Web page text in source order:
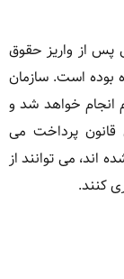
پس از واریز حقوق
بوده است. سازمان
انجام خواهد شد و
قانون پرداخت می
اند، می توانند از